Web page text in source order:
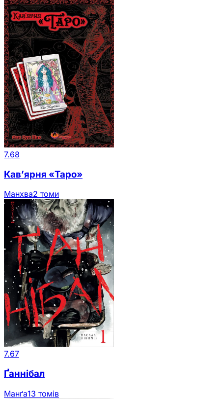
7.68
Кав’ярня «Таро»
Манхва2 томи
7.67
Ґаннібал
Манґа13 томів